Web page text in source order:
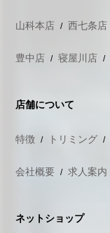
山科本店 西七条店
豊中店 寝屋川店
店舗について
特徴 トリミング
会社概要 求人案内
ネットショップ